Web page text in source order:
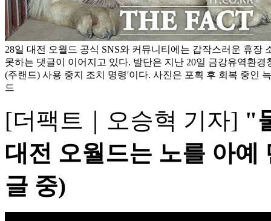
28일 대전 오월드 공식 SNS와 커뮤니티에는 갑작스러운 휴장
못하는 댓글이 이어지고 있다. 발단은 지난 20일 금강유역환경
(주랜드) 사용 중지 조치 명령'이다. 사진은 포획 후 회복 중인
드
[더팩트｜오승혁 기자] "
대전 오월드는 노를 아예
글 중)